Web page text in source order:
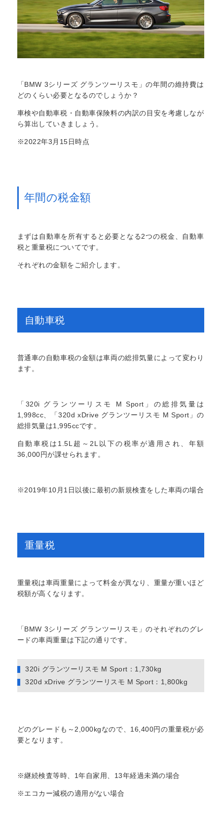
「BMW 3シリーズ グランツーリスモ」の年間の維持費は
どのくらい必要となるのでしょうか？
車検や自動車税・自動車保険料の内訳の目安を考慮しなが
ら算出していきましょう。
※2022年3月15日時点
年間の税金額
まずは自動車を所有すると必要となる2つの税金、自動車
税と重量税についてです。
それぞれの金額をご紹介します。
自動車税
普通車の自動車税の金額は車両の総排気量によって変わり
ます。
「320i グランツーリスモ M Sport」の総排気量は
1,998cc、「320d xDrive グランツーリスモ M Sport」の
総排気量は1,995ccです。
自動車税は1.5L超～2L以下の税率が適用され、年額
36,000円が課せられます。
※2019年10月1日以後に最初の新規検査をした車両の場合
重量税
重量税は車両重量によって料金が異なり、重量が重いほど
税額が高くなります。
「BMW 3シリーズ グランツーリスモ」のそれぞれのグレ
ードの車両重量は下記の通りです。
320i グランツーリスモ M Sport：1,730kg
320d xDrive グランツーリスモ M Sport：1,800kg
どのグレードも～2,000kgなので、16,400円の重量税が必
要となります。
※継続検査等時、1年自家用、13年経過未満の場合
※エコカー減税の適用がない場合